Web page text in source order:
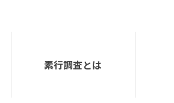
素行調査とは